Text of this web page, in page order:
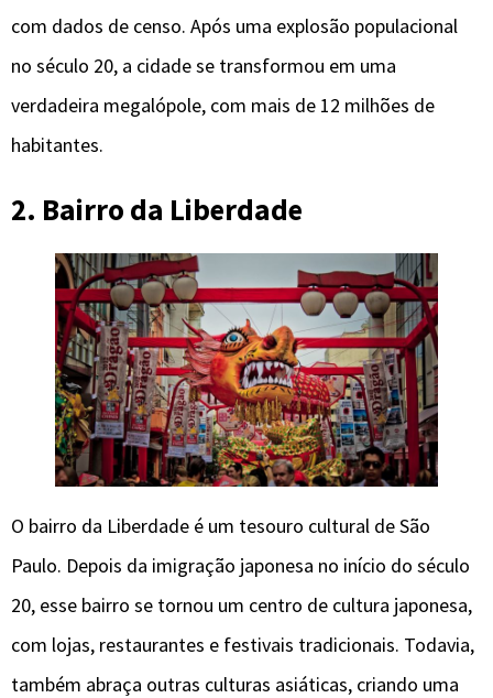
com dados de censo. Após uma explosão populacional
no século 20, a cidade se transformou em uma
verdadeira megalópole, com mais de 12 milhões de
habitantes.
2. Bairro da Liberdade
O bairro da Liberdade é um tesouro cultural de São
Paulo. Depois da imigração japonesa no início do século
20, esse bairro se tornou um centro de cultura japonesa,
com lojas, restaurantes e festivais tradicionais. Todavia,
também abraça outras culturas asiáticas, criando uma